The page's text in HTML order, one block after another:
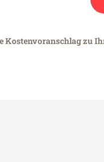
Kostenvoranschlag zu